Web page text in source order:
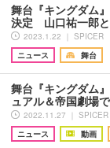
舞台『キングダム
決定 山口祐一郎
2023.1.22 ｜ SPICER
ニュース
舞台
舞台『キングダム
ュアル＆帝国劇場
2022.11.27 ｜ SPICER
ニュース
動画